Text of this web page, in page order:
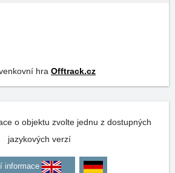
hra Offtrack.cz
o objektu zvolte jednu z dostupných
jazykových verzí
informace